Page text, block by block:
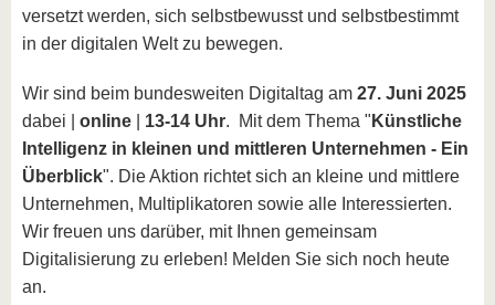
versetzt werden, sich selbstbewusst und selbstbestimmt
in der digitalen Welt zu bewegen.
Wir sind beim bundesweiten Digitaltag am 27. Juni 2025
dabei | online 13-14 Uhr. Mit dem Thema " Künstliche
Intelligenz in kleinen und mittleren Unternehmen - Ein
Überblick". Die Aktion richtet sich an kleine und mittlere
Unternehmen, Multiplikatoren sowie alle Interessierten.
Wir freuen uns darüber, mit Ihnen gemeinsam
Digitalisierung zu erleben! Melden Sie sich noch heute
an.